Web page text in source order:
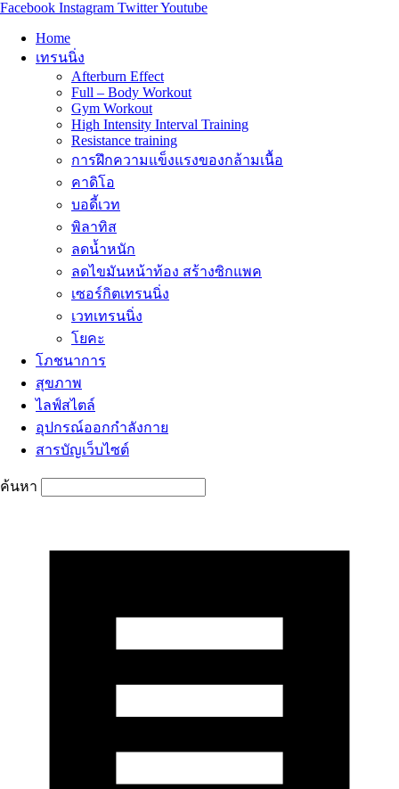
Facebook Instagram TwitterYoutube
Home
เทรนนิ่ง
Afterburn Effect
Full – Body Workout
Gym Workout
High Intensity Interval Training
Resistance training
การฝึกความแข็งแรงของกล้ามเนื้อ
คาดิโอ
บอดี้เวท
พิลาทิส
ลดน้ำหนัก
ลดไขมันหน้าท้อง สร้างซิกแพค
เซอร์กิตเทรนนิ่ง
เวทเทรนนิ่ง
โยคะ
โภชนาการ
สุขภาพ
ไลฟ์สไตล์
อุปกรณ์ออกกำลังกาย
สารบัญเว็บไซต์
ค้นหา